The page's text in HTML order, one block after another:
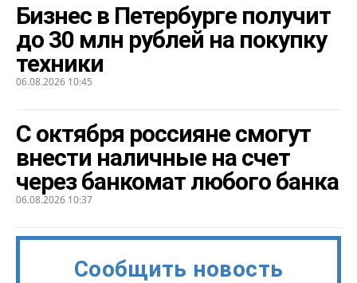
Бизнес в Петербурге получит
до 30 млн рублей на покупку
техники
06.08.2026 10:45
С октября россияне смогут
внести наличные на счет
через банкомат любого банка
06.08.2026 10:37
Сообщить новость